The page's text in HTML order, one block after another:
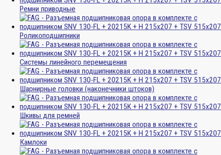
Ремни приводные
Роликоподшипники
Системы линейного перемещения
Шарнирные головки (наконечники штоков)
Шкивы для ремней
Камлоки